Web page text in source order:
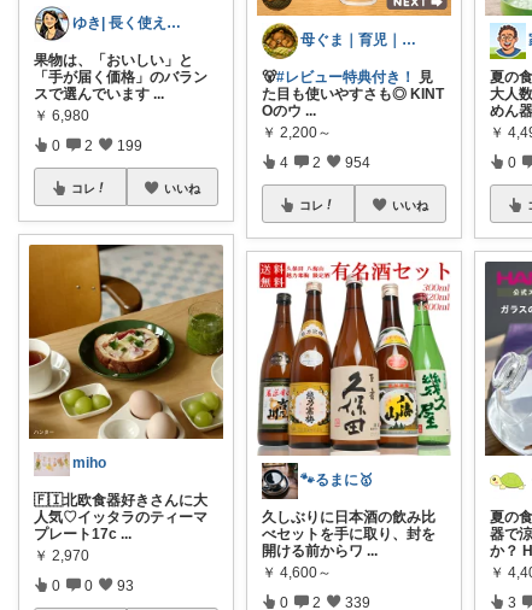
ゆき| 長く使える暮らし
果物は、「おいしい」と
「手が届く価格」のバラン
スで選んでいます ...
￥ 6,980
0 2 199
コレ いいね
miho
🇫🇮北欧食器好きさんに大
人気♡イッタラのティーマ
プレート17c ...
￥ 2,970
0 0 93
母ぐま｜育児｜シンプルライフ｜朝コレ
🐻#レビュー特典付き！
見
た目も使いやすさも◎ KINT
Oのウ ...
￥ 2,200～
4 2 954
コレ いいね
🐾るまに🥇
久しぶりに日本酒の飲み比
べセットを手に取り、封を
開ける前からワ ...
￥ 4,600～
0 2 339
夏の
大人
めん
￥
0
夏の
器で
か？
￥
3